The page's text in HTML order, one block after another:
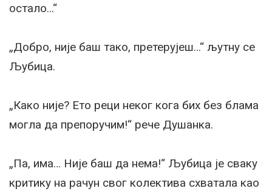
остало…“
„Добро, није баш тако, претерујеш…“ љутну се
Љубица.
„Како није? Ето реци неког кога бих без блама
могла да препоручим!“ рече Душанка.
„Па, има… Није баш да нема!“ Љубица је сваку
критику на рачун свог колектива схватала као